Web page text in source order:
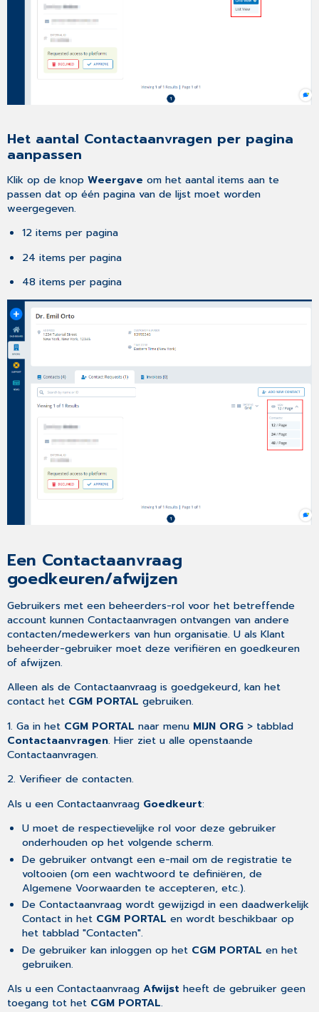
Het aantal Contactaanvragen per pagina
aanpassen
Klik op de knopWeergave om het aantal items aan te
passen dat op één pagina van de lijst moet worden
weergegeven.
12 items per pagina
24 items per pagina
48 items per pagina
Een Contactaanvraag
goedkeuren/afwijzen
Gebruikers met een beheerders-rol voor het betreffende
account kunnen Contactaanvragen ontvangen van andere
contacten/medewerkers van hun organisatie. U als Klant
beheerder-gebruiker moet deze verifiëren en goedkeuren
of afwijzen.
Alleen als de Contactaanvraag is goedgekeurd, kan het
contact het CGM PORTAL gebruiken.
1. Ga in het CGM PORTAL naar menu MIJN ORG > tabblad
Contactaanvragen. Hier ziet u alle openstaande
Contactaanvragen.
2. Verifieer de contacten.
Als u een Contactaanvraag Goedkeurt:
U moet de respectievelijke rol voor deze gebruiker
onderhouden op het volgende scherm.
De gebruiker ontvangt een e-mail om de registratie te
voltooien (om een wachtwoord te definiëren, de
Algemene Voorwaarden te accepteren, etc.).
De Contactaanvraag wordt gewijzigd in een daadwerkelijk
Contact in het CGM PORTAL en wordt beschikbaar op
het tabblad "Contacten".
De gebruiker kan inloggen op het CGM PORTAL en het
gebruiken.
Als u een ContactaanvraagAfwijst heeft de gebruiker geen
toegang tot het CGM PORTAL.